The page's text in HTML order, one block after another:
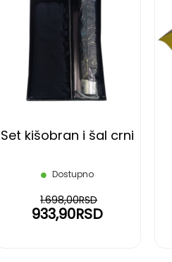
Set kišobran i šal crni
Dostupno
933,90RSD
1.698,00RSD